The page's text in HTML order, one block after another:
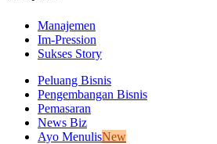
Manajemen
Im-Pression
Sukses Story
Peluang Bisnis
Pengembangan Bisnis
Pemasaran
News Biz
Ayo MenulisNew